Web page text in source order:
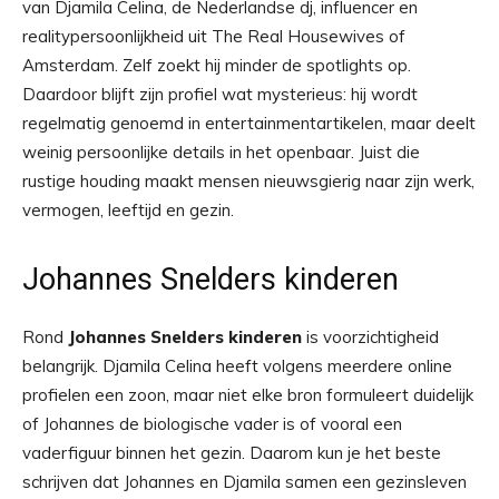
van Djamila Celina, de Nederlandse dj, influencer en
realitypersoonlijkheid uit The Real Housewives of
Amsterdam. Zelf zoekt hij minder de spotlights op.
Daardoor blijft zijn profiel wat mysterieus: hij wordt
regelmatig genoemd in entertainmentartikelen, maar deelt
weinig persoonlijke details in het openbaar. Juist die
rustige houding maakt mensen nieuwsgierig naar zijn werk,
vermogen, leeftijd en gezin.
Johannes Snelders kinderen
Rond Johannes Snelders kinderen is voorzichtigheid
belangrijk. Djamila Celina heeft volgens meerdere online
profielen een zoon, maar niet elke bron formuleert duidelijk
of Johannes de biologische vader is of vooral een
vaderfiguur binnen het gezin. Daarom kun je het beste
schrijven dat Johannes en Djamila samen een gezinsleven